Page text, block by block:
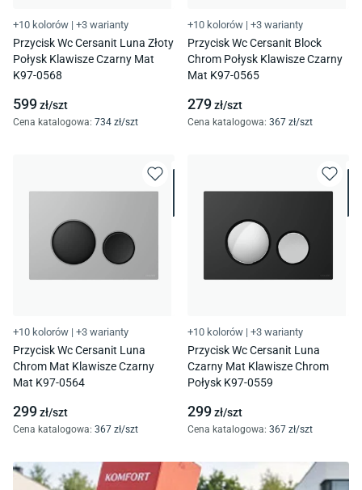
+10 kolorów | +3 warianty
Przycisk Wc Cersanit Luna Złoty
Połysk Klawisze Czarny Mat
K97-0568
599zł/szt
Cena katalogowa: 734 zł/szt
+10 kolorów | +3 warianty
Przycisk Wc Cersanit Block
Chrom Połysk Klawisze Czarny
Mat K97-0565
279zł/szt
Cena katalogowa: 367 zł/szt
+10 kolorów | +3 warianty
Przycisk Wc Cersanit Luna
Chrom Mat Klawisze Czarny
Mat K97-0564
299zł/szt
Cena katalogowa: 367 zł/szt
+10 kolorów | +3 warianty
Przycisk Wc Cersanit Luna
Czarny Mat Klawisze Chrom
Połysk K97-0559
299zł/szt
Cena katalogowa: 367 zł/szt